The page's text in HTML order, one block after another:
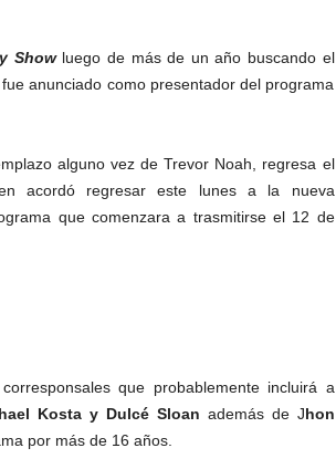
Showluego de más de un año buscando el
anunciado como presentador del programa
alguno vez de Trevor Noah, regresa el
acordó regresar este lunes a la nueva
que comenzara a trasmitirse el 12 de
que probablemente incluirá a
Kosta y Dulcé Sloan además de Jhon
por más de 16 años.